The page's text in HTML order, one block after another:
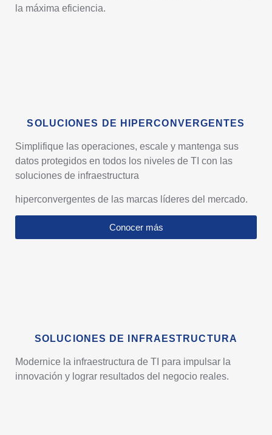
la máxima eficiencia.
SOLUCIONES DE HIPERCONVERGENTES
Simplifique las operaciones, escale y mantenga sus
datos protegidos en todos los niveles de TI con las
soluciones de infraestructura
hiperconvergentes de las marcas líderes del mercado.
Conocer más
SOLUCIONES DE INFRAESTRUCTURA
Modernice la infraestructura de TI para impulsar la
innovación y lograr resultados del negocio reales.